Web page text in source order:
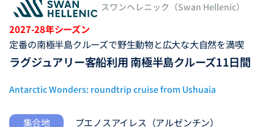
スワンヘレニック（Swan Hellenic）
2027-28年シーズン
定番の南極半島クルーズで野生動物と広大な大自然を満喫
ラグジュアリー客船利用 南極半島クルーズ11日間
Antarctic Wonders: roundtrip cruise from Ushuaia
集合地
ブエノスアイレス（アルゼンチン）